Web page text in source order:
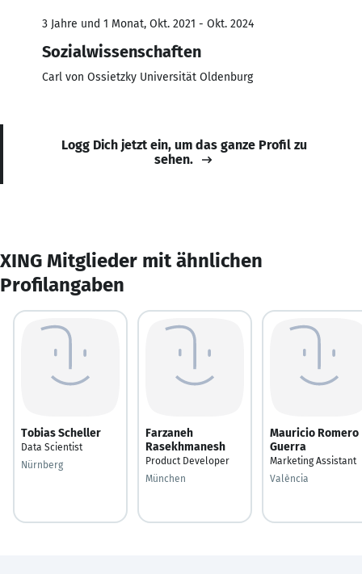
3 Jahre und 1 Monat, Okt. 2021 - Okt. 2024
Sozialwissenschaften
Carl von Ossietzky Universität Oldenburg
Logg Dich jetzt ein, um das ganze Profil zu
sehen.
XING Mitglieder mit ähnlichen
Profilangaben
Tobias Scheller
Data Scientist
Nürnberg
Farzaneh
Rasekhmanesh
Product Developer
München
Mauricio Romero
Guerra
Marketing Assistant
València